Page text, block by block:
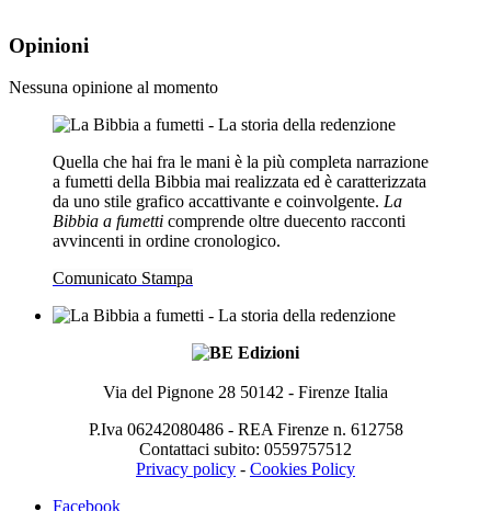
Opinioni
Nessuna opinione al momento
Quella che hai fra le mani è la più completa narrazione
a fumetti della Bibbia mai realizzata ed è caratterizzata
da uno stile grafico accattivante e coinvolgente. La
Bibbia a fumetti comprende oltre duecento racconti
avvincenti in ordine cronologico.
Comunicato Stampa
Via del Pignone 28 50142 - Firenze Italia
P.Iva 06242080486 - REA Firenze n. 612758
Contattaci subito: 0559757512
Privacy policy - Cookies Policy
Facebook